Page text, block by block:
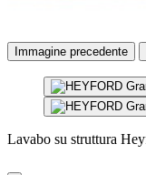
Immagine precedente
Lavabo su struttura